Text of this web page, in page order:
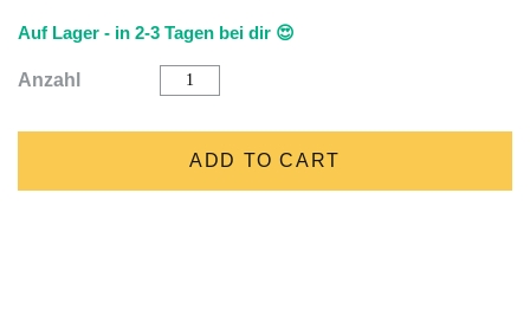
Auf Lager - in 2-3 Tagen bei dir 😍
Anzahl
Kinderteller
"JUNGLE
PRINT"
rosa
von
rice
ADD TO CART